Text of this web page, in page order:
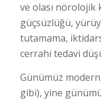
ve olası nörolojik
güçsüzlüğü,
tutamama,
cerrahi tedavi
Günümüz
gibi), yine